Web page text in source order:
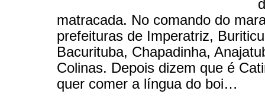
matracada. No comando do
prefeituras de Imperatriz,
Bacurituba, Chapadinha,
Colinas. Depois dizem que é
quer comer a língua do boi…